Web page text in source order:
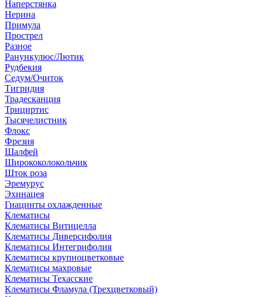
Наперстянка
Нерина
Примула
Прострел
Разное
Ранункулюс/Лютик
Рудбекия
Седум/Очиток
Тигридия
Традесканция
Трициртис
Тысячелистник
Флокс
Фрезия
Шалфей
Ширококолокольчик
Шток роза
Эремурус
Эхинацея
Гиацинты охлажденные
Клематисы
Клематисы Витицелла
Клематисы Диверсифолия
Клематисы Интегрифолия
Клематисы крупноцветковые
Клематисы махровые
Клематисы Техасские
Клематисы Фламула (Трехцветковый)